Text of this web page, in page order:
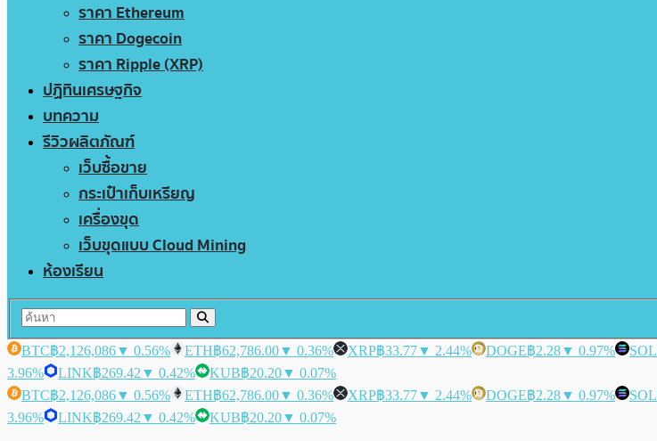
ราคา Ethereum
ราคา Dogecoin
ราคา Ripple (XRP)
ปฏิทินเศรษฐกิจ
บทความ
รีวิวผลิตภัณฑ์
เว็บซื้อขาย
กระเป๋าเก็บเหรียญ
เครื่องขุด
เว็บขุดแบบ Cloud Mining
ห้องเรียน
BTC฿2,126,086▼ 0.56% ETH฿62,786.00▼ 0.36% XRP฿33.77▼ 2.44% DOGE฿2.28▼ 0.97% SOL
3.96%
LINK฿269.42 ▼ 0.42% KUB฿20.20▼ 0.07%
BTC฿2,126,086▼ 0.56% ETH฿62,786.00▼ 0.36% XRP฿33.77▼ 2.44% DOGE฿2.28▼ 0.97% SOL
3.96%
LINK฿269.42 ▼ 0.42% KUB฿20.20▼ 0.07%